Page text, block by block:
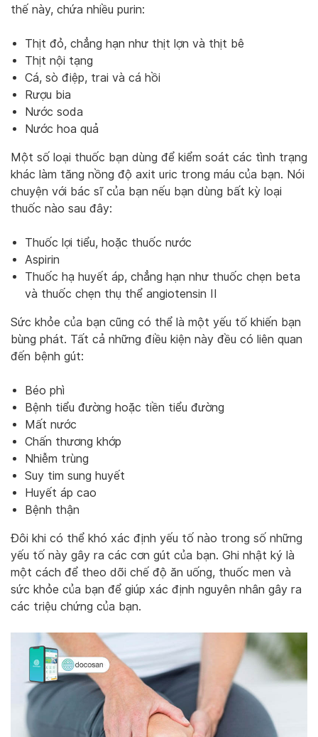
thế này, chứa nhiều purin:
Thịt đỏ, chẳng hạn như thịt lợn và thịt bê
Thịt nội tạng
Cá, sò điệp, trai và cá hồi
Rượu bia
Nước soda
Nước hoa quả
Một số loại thuốc bạn dùng để kiểm soát các tình trạng
khác làm tăng nồng độ axit uric trong máu của bạn. Nói
chuyện với bác sĩ của bạn nếu bạn dùng bất kỳ loại
thuốc nào sau đây:
Thuốc lợi tiểu, hoặc thuốc nước
Aspirin
Thuốc hạ huyết áp, chẳng hạn như thuốc chẹn beta
và thuốc chẹn thụ thể angiotensin II
Sức khỏe của bạn cũng có thể là một yếu tố khiến bạn
bùng phát. Tất cả những điều kiện này đều có liên quan
đến bệnh gút:
Béo phì
Bệnh tiểu đường hoặc tiền tiểu đường
Mất nước
Chấn thương khớp
Nhiễm trùng
Suy tim sung huyết
Huyết áp cao
Bệnh thận
Đôi khi có thể khó xác định yếu tố nào trong số những
yếu tố này gây ra các cơn gút của bạn. Ghi nhật ký là
một cách để theo dõi chế độ ăn uống, thuốc men và
sức khỏe của bạn để giúp xác định nguyên nhân gây ra
các triệu chứng của bạn.